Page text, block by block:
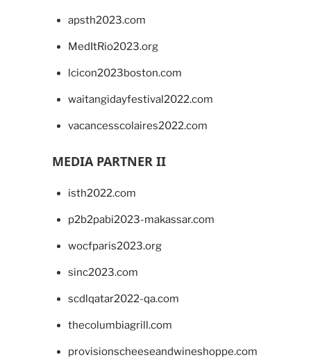
apsth2023.com
MedItRio2023.org
lcicon2023boston.com
waitangidayfestival2022.com
vacancesscolaires2022.com
MEDIA PARTNER II
isth2022.com
p2b2pabi2023-makassar.com
wocfparis2023.org
sinc2023.com
scdlqatar2022-qa.com
thecolumbiagrill.com
provisionscheeseandwineshoppe.com